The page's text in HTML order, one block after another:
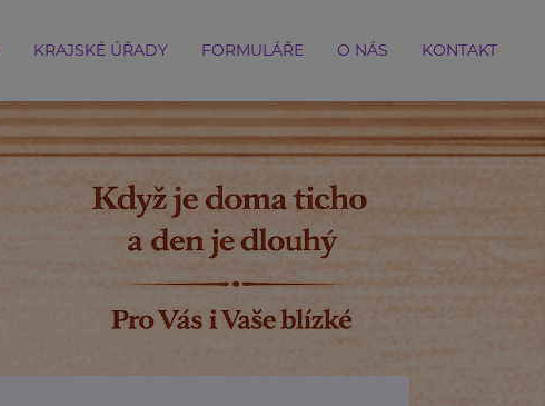
KRAJSKÉ ÚŘADY FORMULÁŘE O NÁS KONTAKT